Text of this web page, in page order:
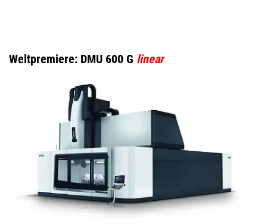
Weltpremiere: DMU 600 G linear